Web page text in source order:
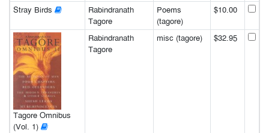
Stray Birds
Rabindranath
Tagore
Poems
(tagore)
$10.00
Tagore Omnibus
(Vol. 1)
Rabindranath
Tagore
misc (tagore) $32.95